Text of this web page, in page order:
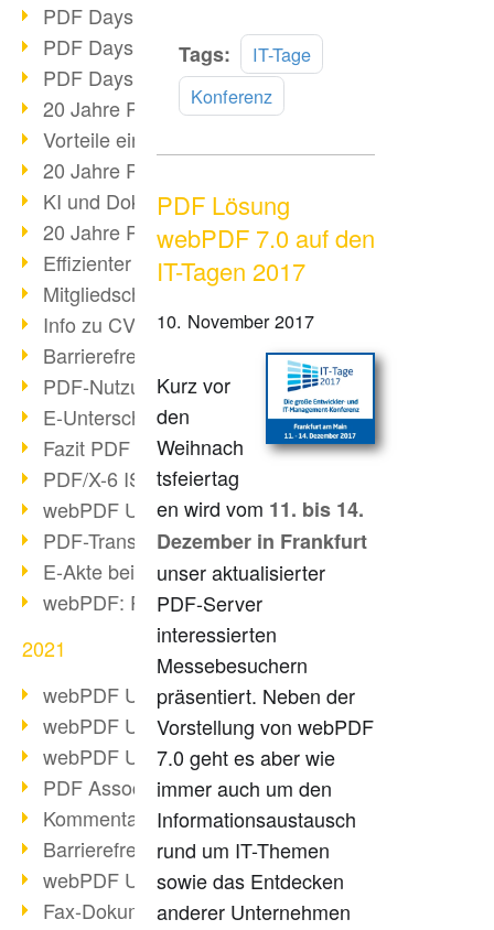
PDF Days 2022 Themenblock 2
PDF Days 2022 Themenblock 1
PDF Days Europe 2022
20 Jahre PDF/X (Teil 3)
Vorteile einer PDF-Businesslösung
20 Jahre PDF/X (Teil 2)
KI und Dokumenten-Management
20 Jahre PDF/X (Teil 1)
Effizienter Dokumenten Workflow
Mitgliedschaft PDF Association
Info zu CVE-2022-22965
Barrierefreiheit mehr als Inklusion
PDF-Nutzung durch Pandemie
E-Unterschriften für Verwaltung
Fazit PDF Days 2021
PDF/X-6 ISO-Norm
webPDF Update 8.0.0.2393
PDF-Transparenz beim PDF-Format
E-Akte bei Behörden
webPDF: PDF-Anhänge verwalten
2021
webPDF Update 8.0.0.2376
webPDF Update 8.0.0.2374
webPDF Update 8.0.0.2372
PDF Association 2021 Entwicklungen
Kommentare im PDF einfügen
Barrierefreie PDF-Dokumente (3/3)
webPDF Update 8.0.0.2338
Fax-Dokumente in Workflow
Tags:
IT-Tage
Konferenz
PDF Lösung
webPDF 7.0 auf den
IT-Tagen 2017
10. November 2017
Kurz vor
den
Weihnach
tsfeiertag
en wird vom 11. bis 14.
Dezember in Frankfurt
unser aktualisierter
PDF-Server
interessierten
Messebesuchern
präsentiert. Neben der
Vorstellung von webPDF
7.0 geht es aber wie
immer auch um den
Informationsaustausch
rund um IT-Themen
sowie das Entdecken
anderer Unternehmen